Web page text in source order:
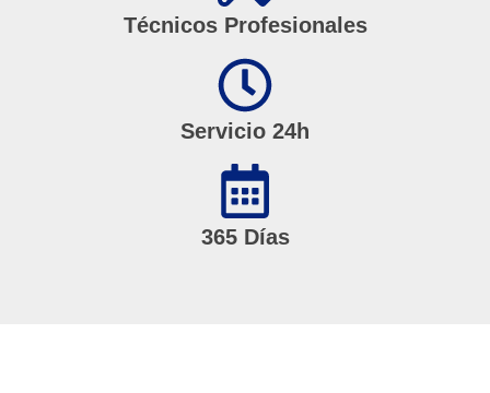
Técnicos Profesionales
Servicio 24h
365 Días